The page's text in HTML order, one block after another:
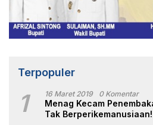
Terpopuler
1 16 Maret 2019 0 Komentar
Menag Kecam
Tak Berperikemanusiaan!